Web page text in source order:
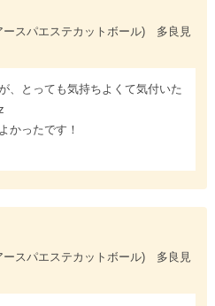
スパエステカットボール) 多良見
、とっても気持ちよくて気付いた
かったです！
スパエステカットボール) 多良見